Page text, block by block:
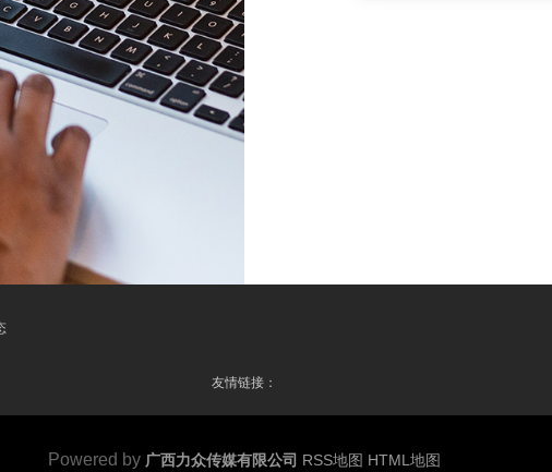
友情链接：
Powered by 广西力众传媒有限公司 RSS地图 HTML地图